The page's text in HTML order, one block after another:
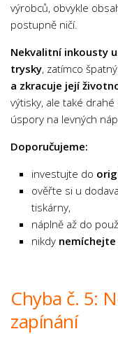
výrobců, obvykle
postupně ničí.
Nekvalitní inkousty
trysky, zatímco
a zkracuje její
výtisky, ale také
úspory na levných
Doporučujeme:
investujte do
ověřte si u
tiskárny,
náplně až do
nikdy
Chyba č. 5:
zapínání